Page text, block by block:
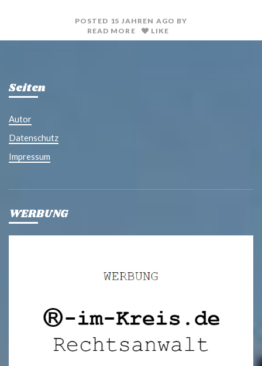
POSTED 15 JAHREN AGO BY
READ MORE
LIKE
Seiten
Autor
Datenschutz
Impressum
WERBUNG